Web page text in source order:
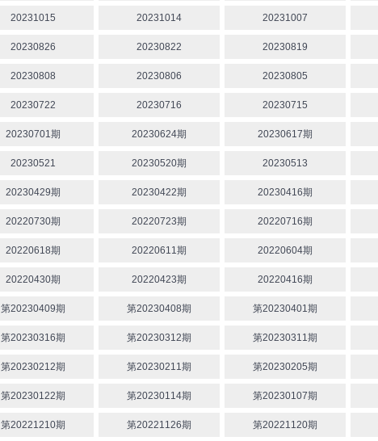
20231015 20231014 20231007
20230826 20230822 20230819
20230808 20230806 20230805
20230722 20230716 20230715
20230701期 20230624期 20230617期
20230521 20230520期 20230513
20230429期 20230422期 20230416期
20220730期 20220723期 20220716期
20220618期 20220611期 20220604期
20220430期 20220423期 20220416期
第20230409期 第20230408期 第20230401期
第20230316期 第20230312期 第20230311期
第20230212期 第20230211期 第20230205期
第20230122期 第20230114期 第20230107期
第20221210期 第20221126期 第20221120期